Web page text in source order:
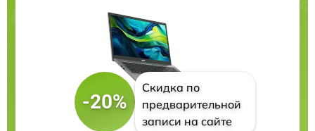
-20%
Скидка по
предварительной
записи на сайте